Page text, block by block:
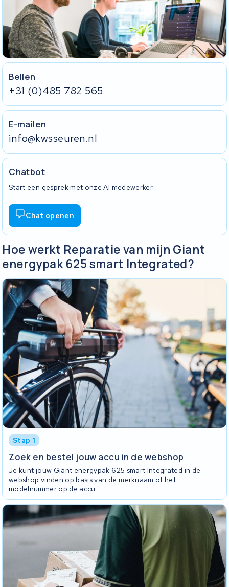
Bellen
+31 (0)485 782 565
E-mailen
info@kwsseuren.nl
Chatbot
Start een gesprek met onze AI medewerker.
Chat openen
Hoe werkt Reparatie van mijn Giant
energypak 625 smart Integrated?
Stap 1
Zoek en bestel jouw accu in de webshop
Je kunt jouw Giant energypak 625 smart Integrated in de
webshop vinden op basis van de merknaam of het
modelnummer op de accu.